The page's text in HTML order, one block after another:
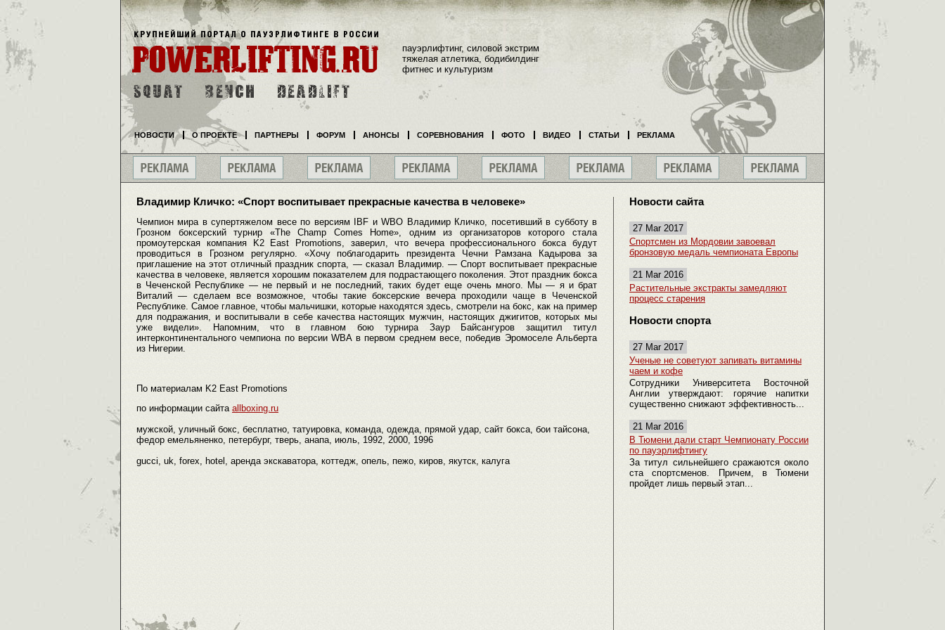
Владимир Кличко: «Спорт воспитывает прекрасные качества в человеке»
Чемпион мира в супертяжелом весе по версиям IBF и WBO Владимир Кличко, посетивший в субботу в
Грозном боксерский турнир «The Champ Comes Home», одним из организаторов которого стала
промоутерская компания K2 East Promotions, заверил, что вечера профессионального бокса будут
проводиться в Грозном регулярно. «Хочу поблагодарить президента Чечни Рамзана Кадырова за
приглашение на этот отличный праздник спорта, — сказал Владимир. — Спорт воспитывает прекрасные
качества в человеке, является хорошим показателем для подрастающего поколения. Этот праздник бокса
в Чеченской Республике — не первый и не последний, таких будет еще очень много. Мы — я и брат
Виталий — сделаем все возможное, чтобы такие боксерские вечера проходили чаще в Чеченской
Республике. Самое главное, чтобы мальчишки, которые находятся здесь, смотрели на бокс, как на пример
для подражания, и воспитывали в себе качества настоящих мужчин, настоящих джигитов, которых мы
уже видели». Напомним, что в главном бою турнира Заур Байсангуров защитил титул
интерконтинентального чемпиона по версии WBA в первом среднем весе, победив Эромоселе Альберта
из Нигерии.
По материалам K2 East Promotions
по информации сайта allboxing.ru
мужской, уличный бокс, бесплатно, татуировка, команда, одежда, прямой удар, сайт бокса, бои тайсона,
федор емельяненко, петербург, тверь, анапа, июль, 1992, 2000, 1996
gucci, uk, forex, hotel, аренда экскаватора, коттедж, опель, пежо, киров, якутск, калуга
Новости сайта
27 Mar 2017
Спортсмен из Мордовии завоевал
бронзовую медаль чемпионата Европы
21 Mar 2016
Растительные экстракты замедляют
процесс старения
Новости спорта
27 Mar 2017
Ученые не советуют запивать витамины
чаем и кофе
Сотрудники Университета Восточной
Англии утверждают: горячие напитки
существенно снижают эффективность...
21 Mar 2016
В Тюмени дали старт Чемпионату России
по пауэрлифтингу
За титул сильнейшего сражаются около
ста спортсменов. Причем, в Тюмени
пройдет лишь первый этап...
пауэрлифтинг, силовой экстрим
тяжелая атлетика, бодибилдинг
фитнес и культуризм
НОВОСТИ О ПРОЕКТЕ ПАРТНЕРЫ ФОРУМ АНОНСЫ СОРЕВНОВАНИЯ ФОТО ВИДЕО СТАТЬИ РЕКЛАМА